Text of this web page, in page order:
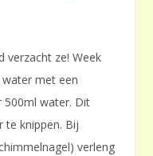
verzacht ze! Week
met een
500ml water. Dit
te knippen. Bij
verleng